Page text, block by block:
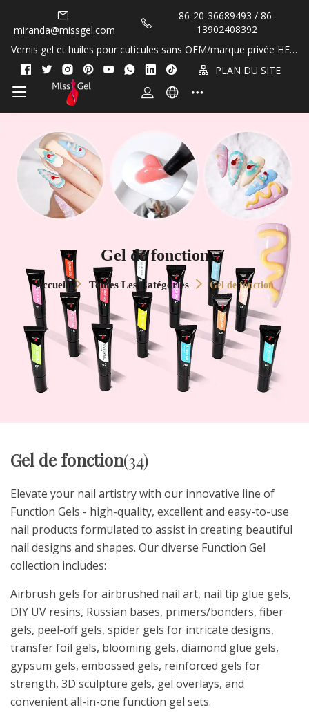
miranda@missgel.com
86-20-36689493 / 86-
13902408392
Vernis gel et huiles pour cuticules sans OEM/marque privée HEM
A et TPO&nbsp;!
PLAN DU SITE
Gel de fonction
Accueil Toutes Les Catégories Gel de fonction
Gel de fonction(34)
Elevate your nail artistry with our innovative line of
Function Gels - high-quality, excellent and easy-to-use
nail products formulated to assist in creating beautiful
nail designs and shapes. Our diverse Function Gel
collection includes:
Airbrush gels for airbrushed nail art, nail tip glue gels,
DIY UV resins, Russian bases, primers/bonders, fiber
gels, peel-off gels, spider gels for intricate designs,
transfer foil gels, blooming gels, diamond glue gels,
gypsum gels, embossed gels, reinforced gels for
strength, 3D sculpture gels, gel overlays, and
convenient all-in-one function gel sets.